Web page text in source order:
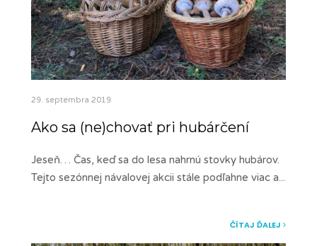
29. septembra 2019
Ako sa (ne)chovať pri hubárčení
Jeseň… Čas, keď sa do lesa nahrnú stovky hubárov.
Tejto sezónnej návalovej akcii stále podľahne viac a...
ČÍTAJ ĎALEJ